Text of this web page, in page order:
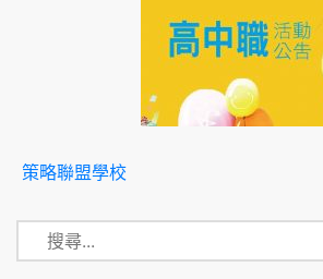
策略聯盟學校